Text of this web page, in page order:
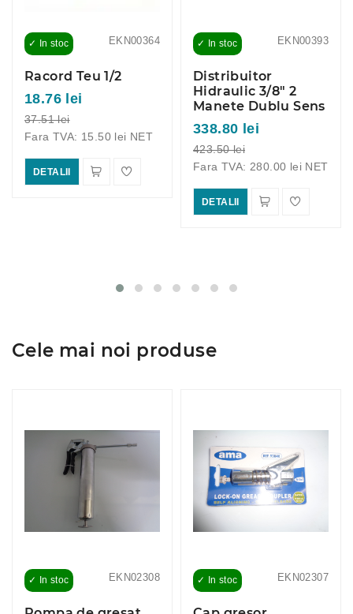
EKN00364
✓ In stoc
Racord Teu 1/2
18.76 lei
37.51 lei
Fara TVA: 15.50 lei NET
DETALII
EKN00393
✓ In stoc
Distribuitor
Hidraulic 3/8" 2
Manete Dublu Sens
338.80 lei
423.50 lei
Fara TVA: 280.00 lei NET
DETALII
Cele mai noi produse
EKN02308
✓ In stoc EKN02307
✓ In stoc